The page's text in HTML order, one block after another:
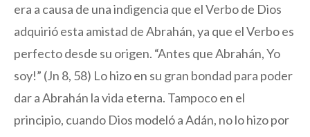
era a causa de una indigencia que el Verbo de Dios
adquirió esta amistad de Abrahán, ya que el Verbo es
perfecto desde su origen. “Antes que Abrahán, Yo
soy!” (Jn 8, 58) Lo hizo en su gran bondad para poder
dar a Abrahán la vida eterna. Tampoco en el
principio, cuando Dios modeló a Adán, no lo hizo por